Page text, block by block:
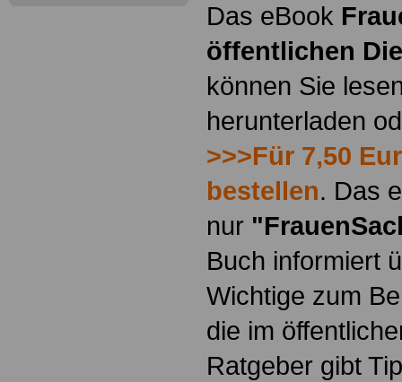
Das eBook
öffentlichen
können Sie
herunterladen
>>>Für 7,50
bestellen. Das
nur
Buch informiert
Wichtige zum
die im
Ratgeber gibt